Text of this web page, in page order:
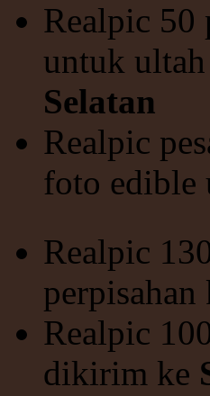
Realpic 50
untuk
Selatan
Realpic
foto edible
Realpic
perpisahan
Realpic
dikirim ke